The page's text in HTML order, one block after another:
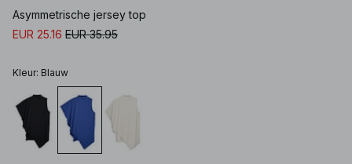
Asymmetrische jersey top
EUR 25.16 EUR 35.95
Kleur: Blauw